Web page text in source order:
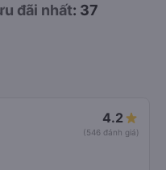
đãi nhất: 37
4.2
(546 đánh giá)